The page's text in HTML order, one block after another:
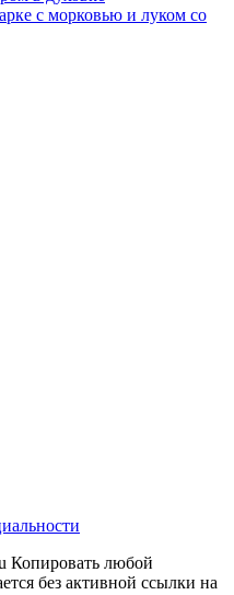
с морковью и луком со
Копировать любой
без активной ссылки на